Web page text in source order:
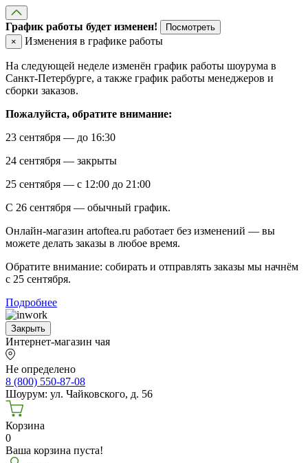
График работы будет изменен!
Посмотреть
×
Изменения в графике работы
На следующей неделе изменён график работы шоурума в
Санкт-Петербурге, а также график работы менеджеров и
сборки заказов.
Пожалуйста, обратите внимание:
23 сентября — до 16:30
24 сентября — закрыты
25 сентября — с 12:00 до 21:00
С 26 сентября — обычный график.
Онлайн-магазин artoftea.ru работает без изменений — вы
можете делать заказы в любое время.
Обратите внимание: собирать и отправлять заказы мы начнём
с 25 сентября.
Подробнее
Закрыть
Интернет-магазин чая
Не определено
8 (800) 550-87-08
Шоурум: ул. Чайковского, д. 56
Корзина
0
Ваша корзина пуста!